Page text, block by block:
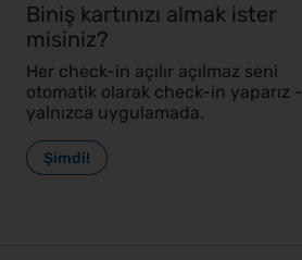
Biniş kartınızı almak ister
misiniz?
Her check-in açılır açılmaz seni
otomatik olarak check-in yaparız -
yalnızca uygulamada.
Şimdi!